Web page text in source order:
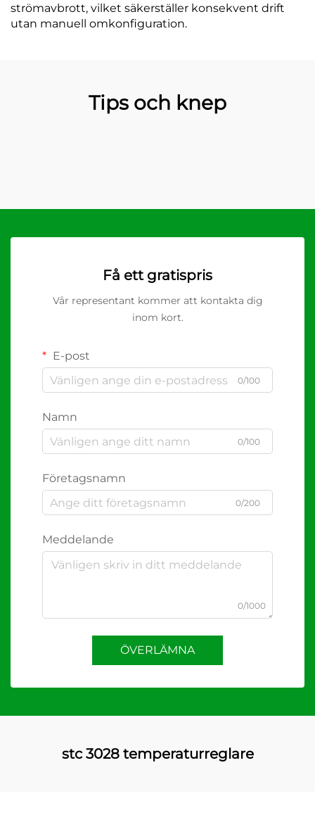
strömavbrott, vilket säkerställer konsekvent drift
utan manuell omkonfiguration.
Tips och knep
Få ett gratispris
Vår representant kommer att kontakta dig
inom kort.
E-post
0/100
Namn
0/100
Företagsnamn
0/200
Meddelande
0/1000
ÖVERLÄMNA
stc 3028 temperaturreglare